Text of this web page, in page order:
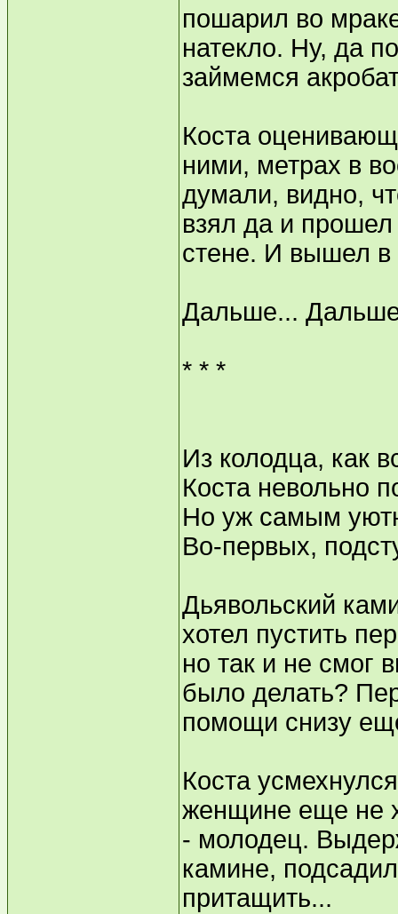
пошарил во
натекло. Ну, да
займемся
Коста
ними, метрах в
думали, видно,
взял да и прошел
стене. И вышел в
Дальше...
* * *
Из колодца, как
Коста невольно
Но уж самым
Во-первых,
Дьявольский
хотел пустить
но так и не смог
было делать?
помощи снизу
Коста
женщине еще не
- молодец.
камине,
притащить...